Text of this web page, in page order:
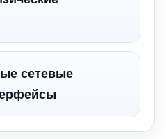
сетевые